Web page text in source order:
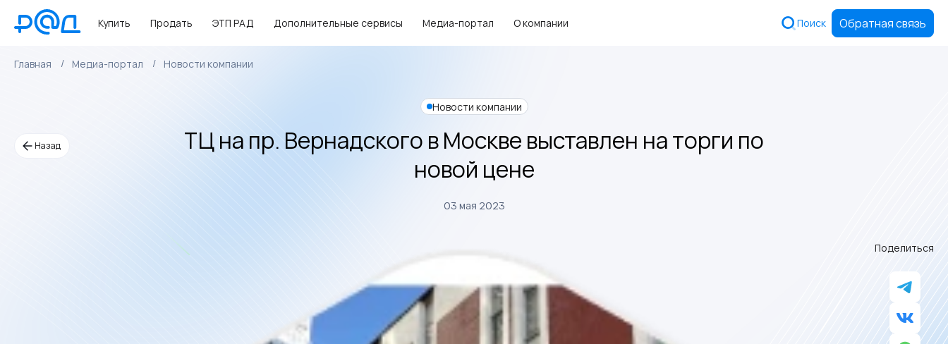
Купить Продать ЭТП РАД Дополнительные сервисы Медиа-портал О компании Поиск Обратная связь
Главная Медиа-портал Новости компании
Назад
Новости компании
ТЦ на пр. Вернадского в Москве выставлен на торги по
новой цене
03 мая 2023
Поделиться